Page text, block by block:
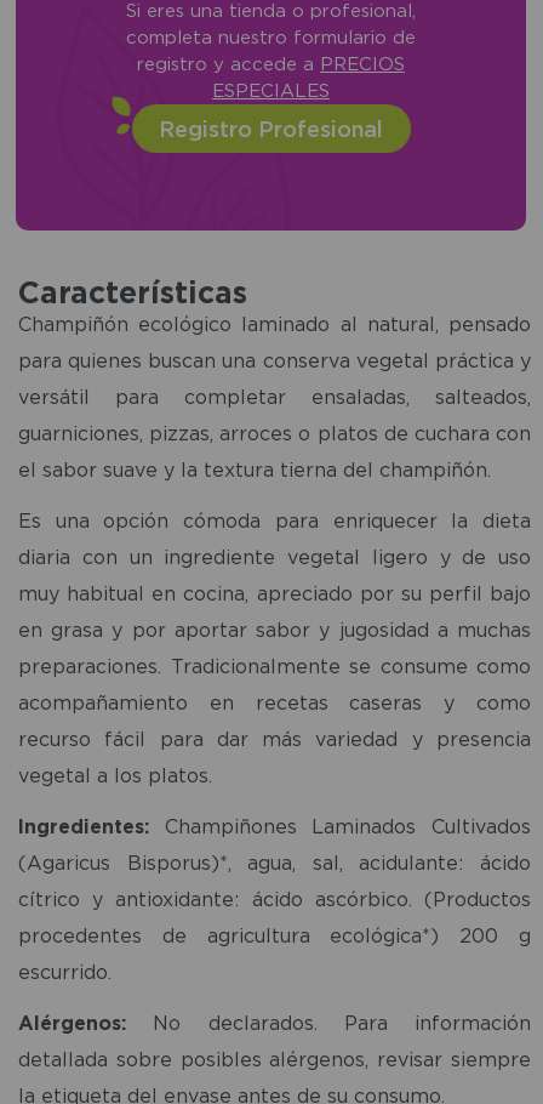
Si eres una tienda o profesional,
completa nuestro formulario de
registro y accede a PRECIOS
ESPECIALES
Registro Profesional
Características
Champiñón ecológico laminado al natural, pensado
para quienes buscan una conserva vegetal práctica y
versátil para completar ensaladas, salteados,
guarniciones, pizzas, arroces o platos de cuchara con
el sabor suave y la textura tierna del champiñón.
Es una opción cómoda para enriquecer la dieta
diaria con un ingrediente vegetal ligero y de uso
muy habitual en cocina, apreciado por su perfil bajo
en grasa y por aportar sabor y jugosidad a muchas
preparaciones. Tradicionalmente se consume como
acompañamiento en recetas caseras y como
recurso fácil para dar más variedad y presencia
vegetal a los platos.
Ingredientes: Champiñones Laminados Cultivados
(Agaricus Bisporus)*, agua, sal, acidulante: ácido
cítrico y antioxidante: ácido ascórbico. (Productos
procedentes de agricultura ecológica*) 200 g
escurrido.
Alérgenos: No declarados. Para información
detallada sobre posibles alérgenos, revisar siempre
la etiqueta del envase antes de su consumo.